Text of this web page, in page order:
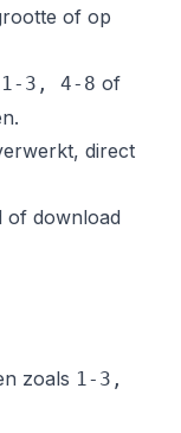
of op
1-3, 4-8 of
direct
of download
zoals 1-3,